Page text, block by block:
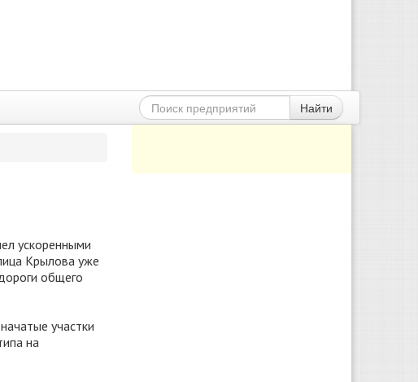
Найти
ускоренными
Крылова уже
общего
участки
на